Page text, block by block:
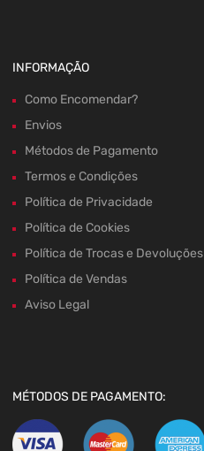
INFORMAÇÃO
Como Encomendar?
Envios
Métodos de Pagamento
Termos e Condições
Política de Privacidade
Política de Cookies
Política de Trocas e Devoluções
Política de Vendas
Aviso Legal
MÉTODOS DE PAGAMENTO: